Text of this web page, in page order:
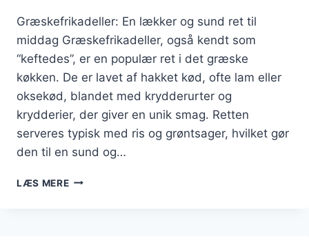
Græskefrikadeller: En lækker og sund ret til
middag Græskefrikadeller, også kendt som
“keftedes”, er en populær ret i det græske
køkken. De er lavet af hakket kød, ofte lam eller
oksekød, blandet med krydderurter og
krydderier, der giver en unik smag. Retten
serveres typisk med ris og grøntsager, hvilket gør
den til en sund og…
LÆS MEREGRÆSKEFRIKADELLER